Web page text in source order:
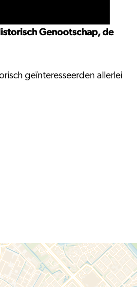
Genootschap, de
geïnteresseerden allerlei